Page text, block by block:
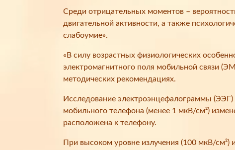
Среди отрицательных моментов –
двигательной активности, а также
слабоумие».
«В силу возрастных физиологических
электромагнитного поля мобильной связи
методических рекомендациях.
Исследование электроэнцефалограммы (ЭЭГ)
мобильного телефона (менее 1 мкВ/см²)
расположена к телефону.
При высоком уровне излучения (100 мкВ/